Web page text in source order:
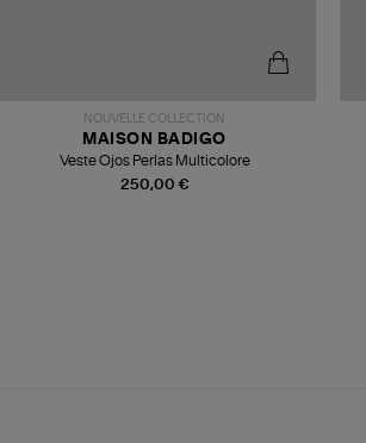
NOUVELLE COLLECTION
250,00 €
MAISON BADIGO
Veste Ojos Perlas Multicolore